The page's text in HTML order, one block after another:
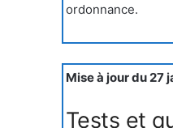
ordonnance.
Mise à jour du 27
Tests et